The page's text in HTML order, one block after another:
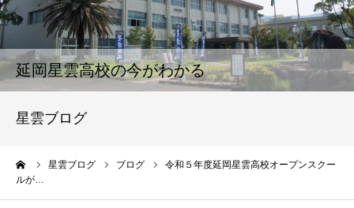
延岡星雲高校の今がわかる
星雲ブログ
星雲ブログ ブログ
令和５年度延岡星雲高校オープンスクー
ルが…
入学希望の皆様へ
卒業生の皆様へ